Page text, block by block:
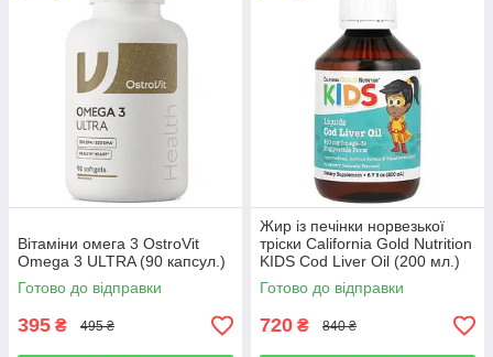
Вітаміни омега 3 OstroVit
Omega 3 ULTRA (90 капсул.)
Готово до відправки
395 ₴ 495 ₴
Жир із печінки норвезької
тріски California Gold Nutrition
KIDS Cod Liver Oil (200 мл.)
Готово до відправки
720 ₴ 840 ₴